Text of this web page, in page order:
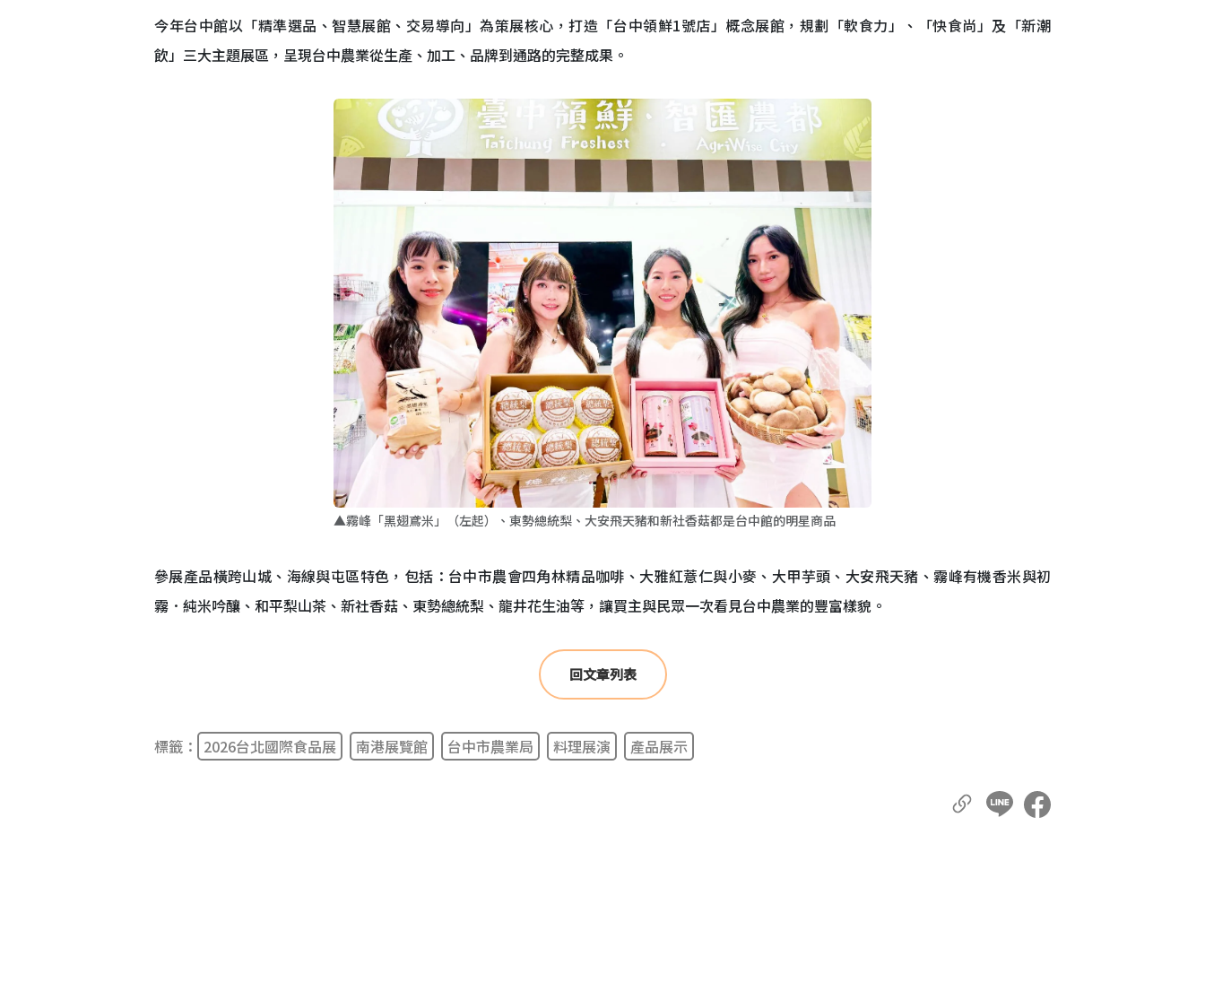
今年台中館以「精準選品、智慧展館、交易導向」為策展核心，打造「台中領鮮1號店」概念展館，規劃「軟食力」、「快食尚」及「新潮
飲」三大主題展區，呈現台中農業從生產、加工、品牌到通路的完整成果。
▲霧峰「黑翅鳶米」（左起）、東勢總統梨、大安飛天豬和新社香菇都是台中館的明星商品
參展產品橫跨山城、海線與屯區特色，包括：台中市農會四角林精品咖啡、大雅紅薏仁與小麥、大甲芋頭、大安飛天豬、霧峰有機香米與初
霧．純米吟釀、和平梨山茶、新社香菇、東勢總統梨、龍井花生油等，讓買主與民眾一次看見台中農業的豐富樣貌。
回文章列表
標籤： 2026台北國際食品展 南港展覽館 台中市農業局 料理展演 產品展示